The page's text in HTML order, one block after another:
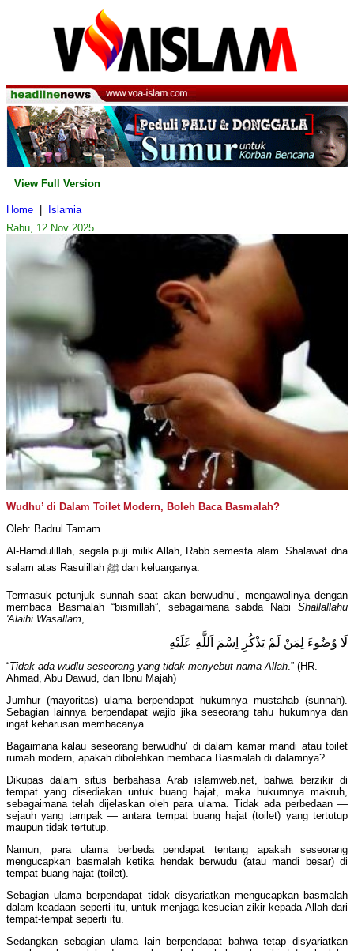
View Full Version
Home
Islamia
Rabu, 12 Nov 2025
Wudhu’ di Dalam Toilet Modern, Boleh Baca Basmalah?
Oleh: Badrul Tamam
Al-Hamdulillah, segala puji milik Allah, Rabb semesta alam. Shalawat dna
salam atas Rasulillah ﷺ dan keluarganya.
Termasuk petunjuk sunnah saat akan berwudhu’, mengawalinya dengan
membaca Basmalah “bismillah”, sebagaimana sabda Nabi Shallallahu
'Alaihi Wasallam,
لَا وُضُوءَ لِمَنْ لَمْ يَذْكُرِ اِسْمَ اَللَّهِ عَلَيْهِ
“Tidak ada wudlu seseorang yang tidak menyebut nama Allah.” (HR.
Ahmad, Abu Dawud, dan Ibnu Majah)
Jumhur (mayoritas) ulama berpendapat hukumnya mustahab (sunnah).
Sebagian lainnya berpendapat wajib jika seseorang tahu hukumnya dan
ingat keharusan membacanya.
Bagaimana kalau seseorang berwudhu’ di dalam kamar mandi atau toilet
rumah modern, apakah dibolehkan membaca Basmalah di dalamnya?
Dikupas dalam situs berbahasa Arab islamweb.net, bahwa berzikir di
tempat yang disediakan untuk buang hajat, maka hukumnya makruh,
sebagaimana telah dijelaskan oleh para ulama. Tidak ada perbedaan —
sejauh yang tampak — antara tempat buang hajat (toilet) yang tertutup
maupun tidak tertutup.
Namun, para ulama berbeda pendapat tentang apakah seseorang
mengucapkan basmalah ketika hendak berwudu (atau mandi besar) di
tempat buang hajat (toilet).
Sebagian ulama berpendapat tidak disyariatkan mengucapkan basmalah
dalam keadaan seperti itu, untuk menjaga kesucian zikir kepada Allah dari
tempat-tempat seperti itu.
Sedangkan sebagian ulama lain berpendapat bahwa tetap disyariatkan